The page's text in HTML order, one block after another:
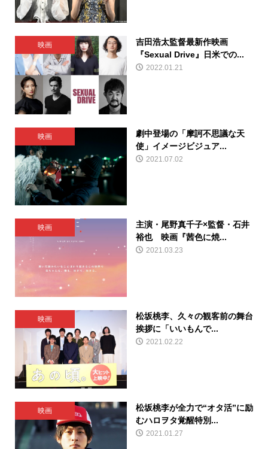
映画
吉田浩太監督最新作映画
『Sexual Drive』日米での...
2022.01.21
映画
劇中登場の「摩訶不思議な天
使」イメージビジュア...
2021.07.02
映画
主演・尾野真千子×監督・石井
裕也 映画『茜色に焼...
2021.03.23
映画
松坂桃李、久々の観客前の舞台
挨拶に「いいもんで...
2021.02.22
映画
松坂桃李が全力で“オタ活”に励
むハロヲタ覚醒特別...
2021.01.27